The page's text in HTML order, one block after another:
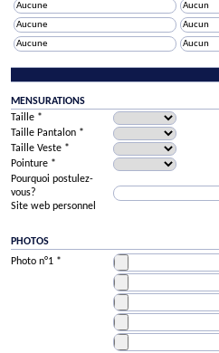
MENSURATIONS
Taille *
Taille Pantalon *
Taille Veste *
Pointure *
Pourquoi postulez-
vous?
Site web personnel
PHOTOS
Photo n°1 *